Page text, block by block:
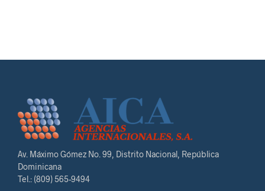
Av. Máximo Gómez No. 99, Distrito Nacional, República
Dominicana
Tel.: (809) 565-9494